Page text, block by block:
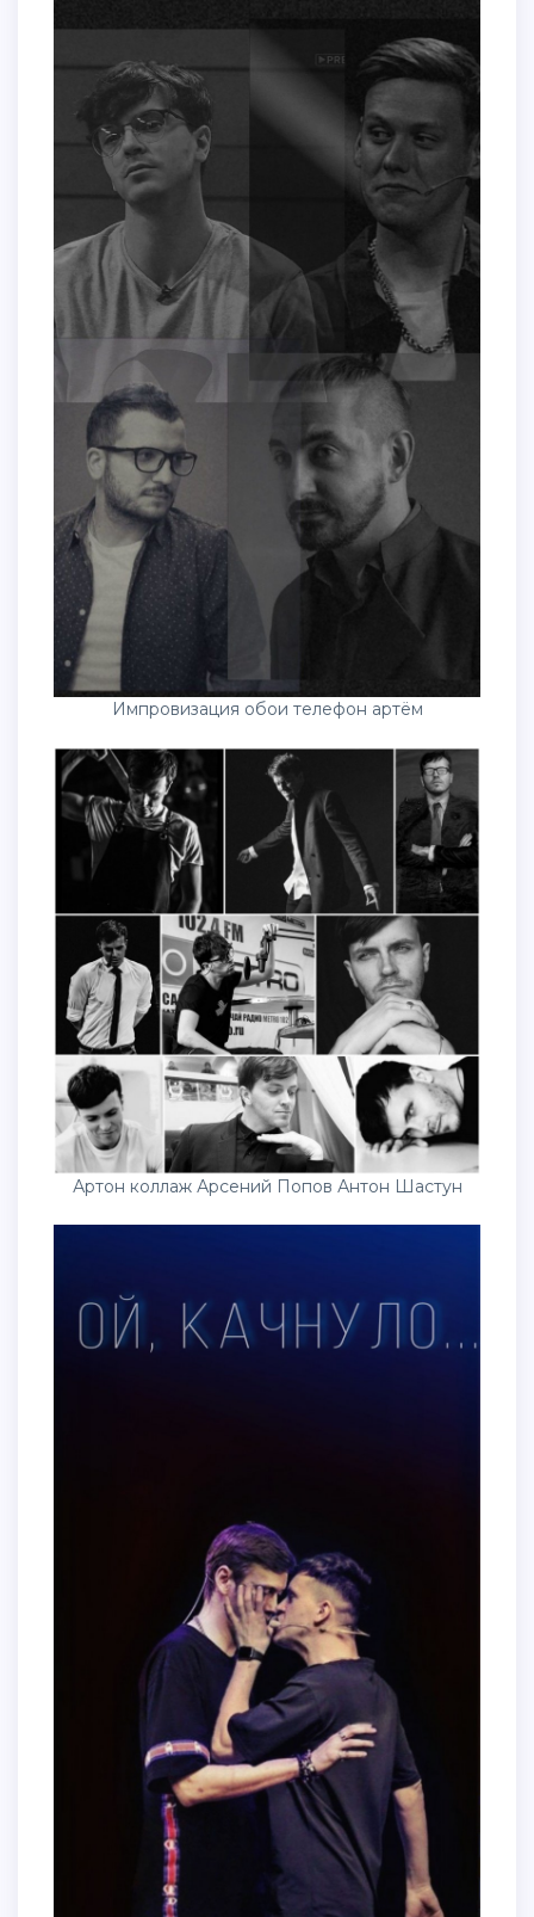
Импровизация обои телефон артём
Артон коллаж Арсений Попов Антон Шастун